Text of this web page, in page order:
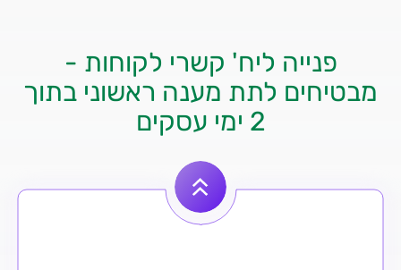
פנייה ליח' קשרי לקוחות -
מבטיחים לתת מענה ראשוני בתוך
2 ימי עסקים